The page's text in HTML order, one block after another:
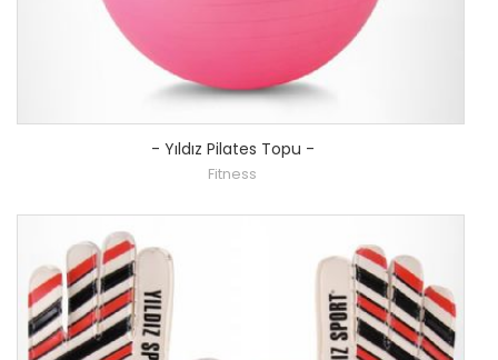
- Yıldız Pilates Topu -
Fitness